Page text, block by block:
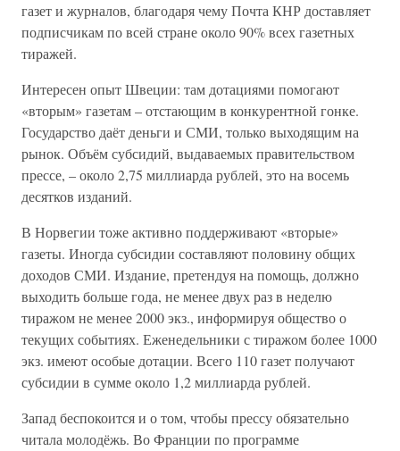
газет и журналов, благодаря чему Почта КНР доставляет
подписчикам по всей стране около 90% всех газетных
тиражей.
Интересен опыт Швеции: там дотациями помогают
«вторым» газетам – отстающим в конкурентной гонке.
Государство даёт деньги и СМИ, только выходящим на
рынок. Объём субсидий, выдаваемых правительством
прессе, – около 2,75 миллиарда рублей, это на восемь
десятков изданий.
В Норвегии тоже активно поддерживают «вторые»
газеты. Иногда субсидии составляют половину общих
доходов СМИ. Издание, претендуя на помощь, должно
выходить больше года, не менее двух раз в неделю
тиражом не менее 2000 экз., информируя общество о
текущих событиях. Еженедельники с тиражом более 1000
экз. имеют особые дотации. Всего 110 газет получают
субсидии в сумме около 1,2 миллиарда рублей.
Запад беспокоится и о том, чтобы прессу обязательно
читала молодёжь. Во Франции по программе